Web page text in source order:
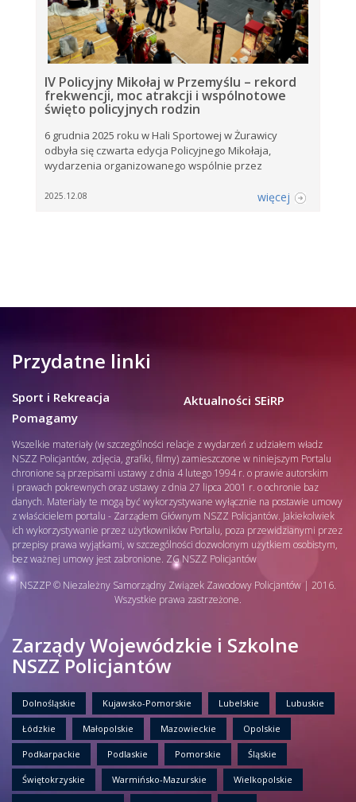
IV Policyjny Mikołaj w Przemyślu – rekord
frekwencji, moc atrakcji i wspólnotowe
święto policyjnych rodzin
6 grudnia 2025 roku w Hali Sportowej w Żurawicy
odbyła się czwarta edycja Policyjnego Mikołaja,
wydarzenia organizowanego wspólnie przez
2025.12.08 więcej
Przydatne linki
Sport i Rekreacja
Pomagamy
Aktualności SEiRP
Wszelkie materiały (w szczególności relacje z wydarzeń z udziałem władz
NSZZ Policjantów, zdjęcia, grafiki, filmy) zamieszczone w niniejszym Portalu
chronione są przepisami ustawy z dnia 4 lutego 1994 r. o prawie autorskim
i prawach pokrewnych oraz ustawy z dnia 27 lipca 2001 r. o ochronie baz
danych. Materiały te mogą być wykorzystywane wyłącznie na postawie umowy
z właścicielem portalu - Zarządem Głównym NSZZ Policjantów. Jakiekolwiek
ich wykorzystywanie przez użytkowników Portalu, poza przewidzianymi przez
przepisy prawa wyjątkami, w szczególności dozwolonym użytkiem osobistym,
bez ważnej umowy jest zabronione. ZG NSZZ Policjantów
NSZZP © Niezależny Samorządny Związek Zawodowy Policjantów | 2016.
Wszystkie prawa zastrzeżone.
Zarządy Wojewódzkie i Szkolne
NSZZ Policjantów
Dolnośląskie Kujawsko-Pomorskie Lubelskie Lubuskie
Łódzkie Małopolskie Mazowieckie Opolskie
Podkarpackie Podlaskie Pomorskie Śląskie
Świętokrzyskie Warmińsko-Mazurskie Wielkopolskie